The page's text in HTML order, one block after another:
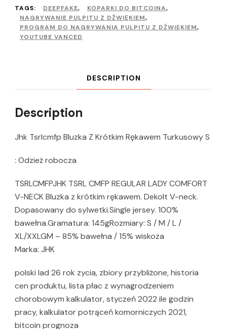
TAGS:
DEEPFAKE, KOPARKI DO BITCOINA,
NAGRYWANIE PULPITU Z DŹWIĘKIEM,
PROGRAM DO NAGRYWANIA PULPITU Z DŹWIĘKIEM,
YOUTUBE VANCED
DESCRIPTION
Description
Jhk Tsrlcmfp Bluzka Z Krótkim Rękawem Turkusowy S
: Odzież robocza
TSRLCMFPJHK TSRL CMFP REGULAR LADY COMFORT
V-NECK Bluzka z krótkim rękawem. Dekolt V-neck.
Dopasowany do sylwetki.Single jersey. 100%
bawełna.Gramatura: 145gRozmiary: S / M / L /
XL/XXLGM – 85% bawełna / 15% wiskoza
Marka: JHK
polski lad 26 rok zycia, zbiory przybliżone, historia
cen produktu, lista płac z wynagrodzeniem
chorobowym kalkulator, styczeń 2022 ile godzin
pracy, kalkulator potrąceń komorniczych 2021,
bitcoin prognoza